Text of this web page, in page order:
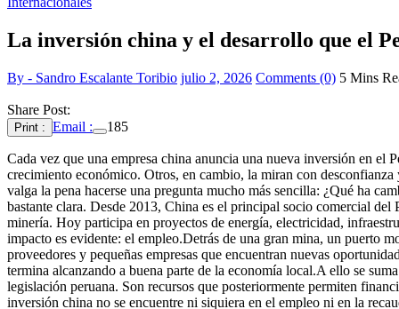
La inversión china y el desarrollo que el
By - Sandro Escalante Toribio julio 2, 2026 Comments (0) 5 Mins
Share Post:
Print : Email : 185
Cada vez que una empresa china anuncia una nueva inversión en
crecimiento económico. Otros, en cambio, la miran con
valga la pena hacerse una pregunta mucho más sencilla: ¿Qué ha
bastante clara. Desde 2013, China es el principal socio comercial
minería. Hoy participa en proyectos de energía, electricidad,
impacto es evidente: el empleo.Detrás de una gran mina, un puerto
proveedores y pequeñas empresas que encuentran nuevas
termina alcanzando a buena parte de la economía local.A ello se
legislación peruana. Son recursos que posteriormente permiten
inversión china no se encuentre ni siquiera en el empleo ni en la